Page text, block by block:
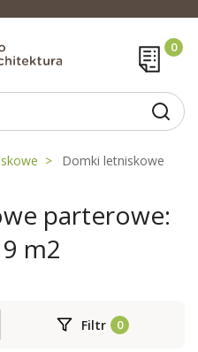
Domki letniskowe
parterowe:
m2
Filtr